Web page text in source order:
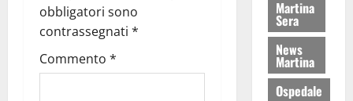
obbligatori sono
contrassegnati *
Commento *
Martina
Sera
News
Martina
Ospedale